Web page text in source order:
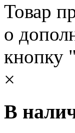
Товар
о
кнопку
×
В